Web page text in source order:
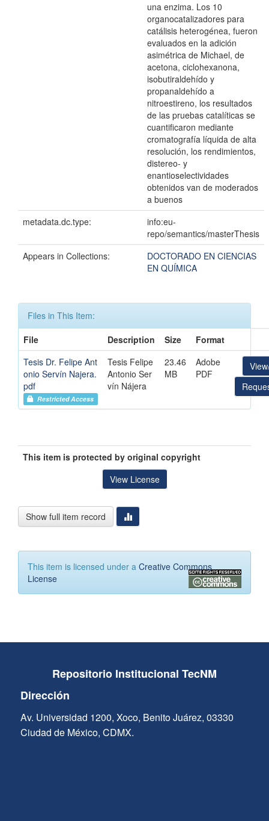
una enzima. Los 10
organocatalizadores para
catálisis heterogénea, fueron
evaluados en la adición
asimétrica de Michael, de
acetona, ciclohexanona,
isobutiraldehído y
propanaldehído a
nitroestireno, los resultados
de las pruebas catalíticas se
cuantificaron mediante
cromatografía líquida de alta
resolución, los rendimientos,
distereo- y
enantioselectividades
obtenidos van de moderados
a buenos
metadata.dc.type:
info:eu-
repo/semantics/masterThesis
Appears in Collections:
DOCTORADO EN CIENCIAS
EN QUÍMICA
Files in This Item:
File
Description Size
Format
Tesis Dr. Felipe Ant
onio Servín Najera.
pdf
Restricted Access
Tesis Felipe
Antonio Ser
vín Nájera
23.46
MB
Adobe
PDF
This item is protected by original copyright
View License
Show full item record
This item is licensed under a Creative Commons
License
Repositorio Institucional TecNM
Dirección
Av. Universidad 1200, Xoco, Benito Juárez, 03330
Ciudad de México, CDMX.